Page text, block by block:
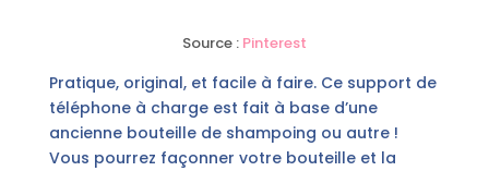
Source :Pinterest
Pratique, original, et facile à faire. Ce support de
téléphone à charge est fait à base d’une
ancienne bouteille de shampoing ou autre !
Vous pourrez façonner votre bouteille et la